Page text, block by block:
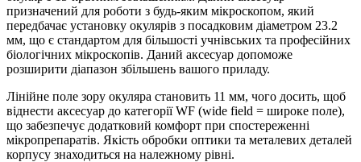
призначений для роботи з будь-яким мікроскопом, який
передбачає установку окулярів з посадковим діаметром 23.2
мм, що є стандартом для більшості учнівських та професійних
біологічних мікроскопів. Даний аксесуар допоможе
розширити діапазон збільшень вашого приладу.
Лінійне поле зору окуляра становить 11 мм, чого досить, щоб
віднести аксесуар до категорії WF (wide field = широке поле),
що забезпечує додатковий комфорт при спостереженні
мікропрепаратів. Якість обробки оптики та металевих деталей
корпусу знаходиться на належному рівні.